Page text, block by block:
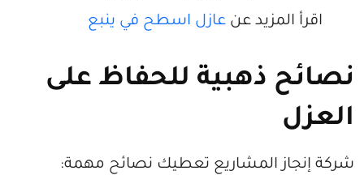
اقرأ المزيد عن عازل اسطح في ينبع
نصائح ذهبية للحفاظ على
العزل
شركة إنجاز المشاريع تعطيك نصائح مهمة: